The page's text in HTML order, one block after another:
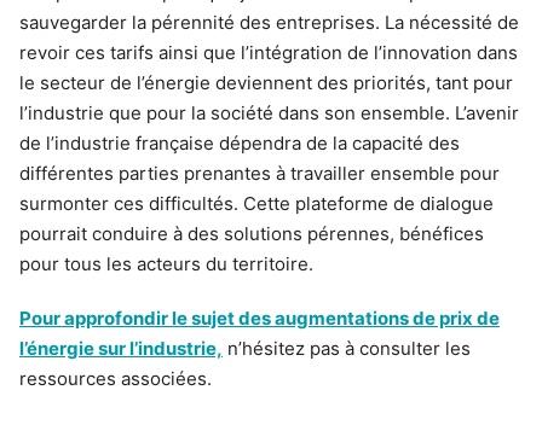
sauvegarder la pérennité des entreprises. La nécessité de
revoir ces tarifs ainsi que l’intégration de l’innovation dans
le secteur de l’énergie deviennent des priorités, tant pour
l’industrie que pour la société dans son ensemble. L’avenir
de l’industrie française dépendra de la capacité des
différentes parties prenantes à travailler ensemble pour
surmonter ces difficultés. Cette plateforme de dialogue
pourrait conduire à des solutions pérennes, bénéfices
pour tous les acteurs du territoire.
Pour approfondir le sujet des augmentations de prix de
l’énergie sur l’industrie, n’hésitez pas à consulter les
ressources associées.